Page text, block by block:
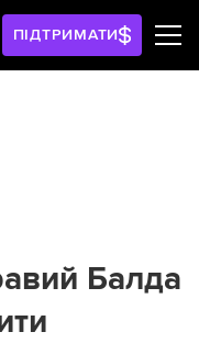
ПІДТРИМАТИ
Балда